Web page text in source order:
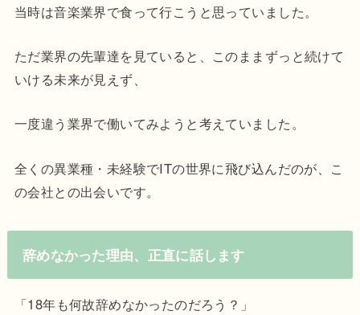
当時は音楽業界で食って行こうと思っていました。
ただ業界の先輩達を見ていると、このままずっと続けて
いける未来が見えず、
一度違う業界で働いてみようと考えていました。
全くの異業種・未経験でITの世界に飛び込んだのが、こ
の会社との出会いです。
辞めなかった理由、正直に話します
「18年も何故辞めなかったのだろう？」